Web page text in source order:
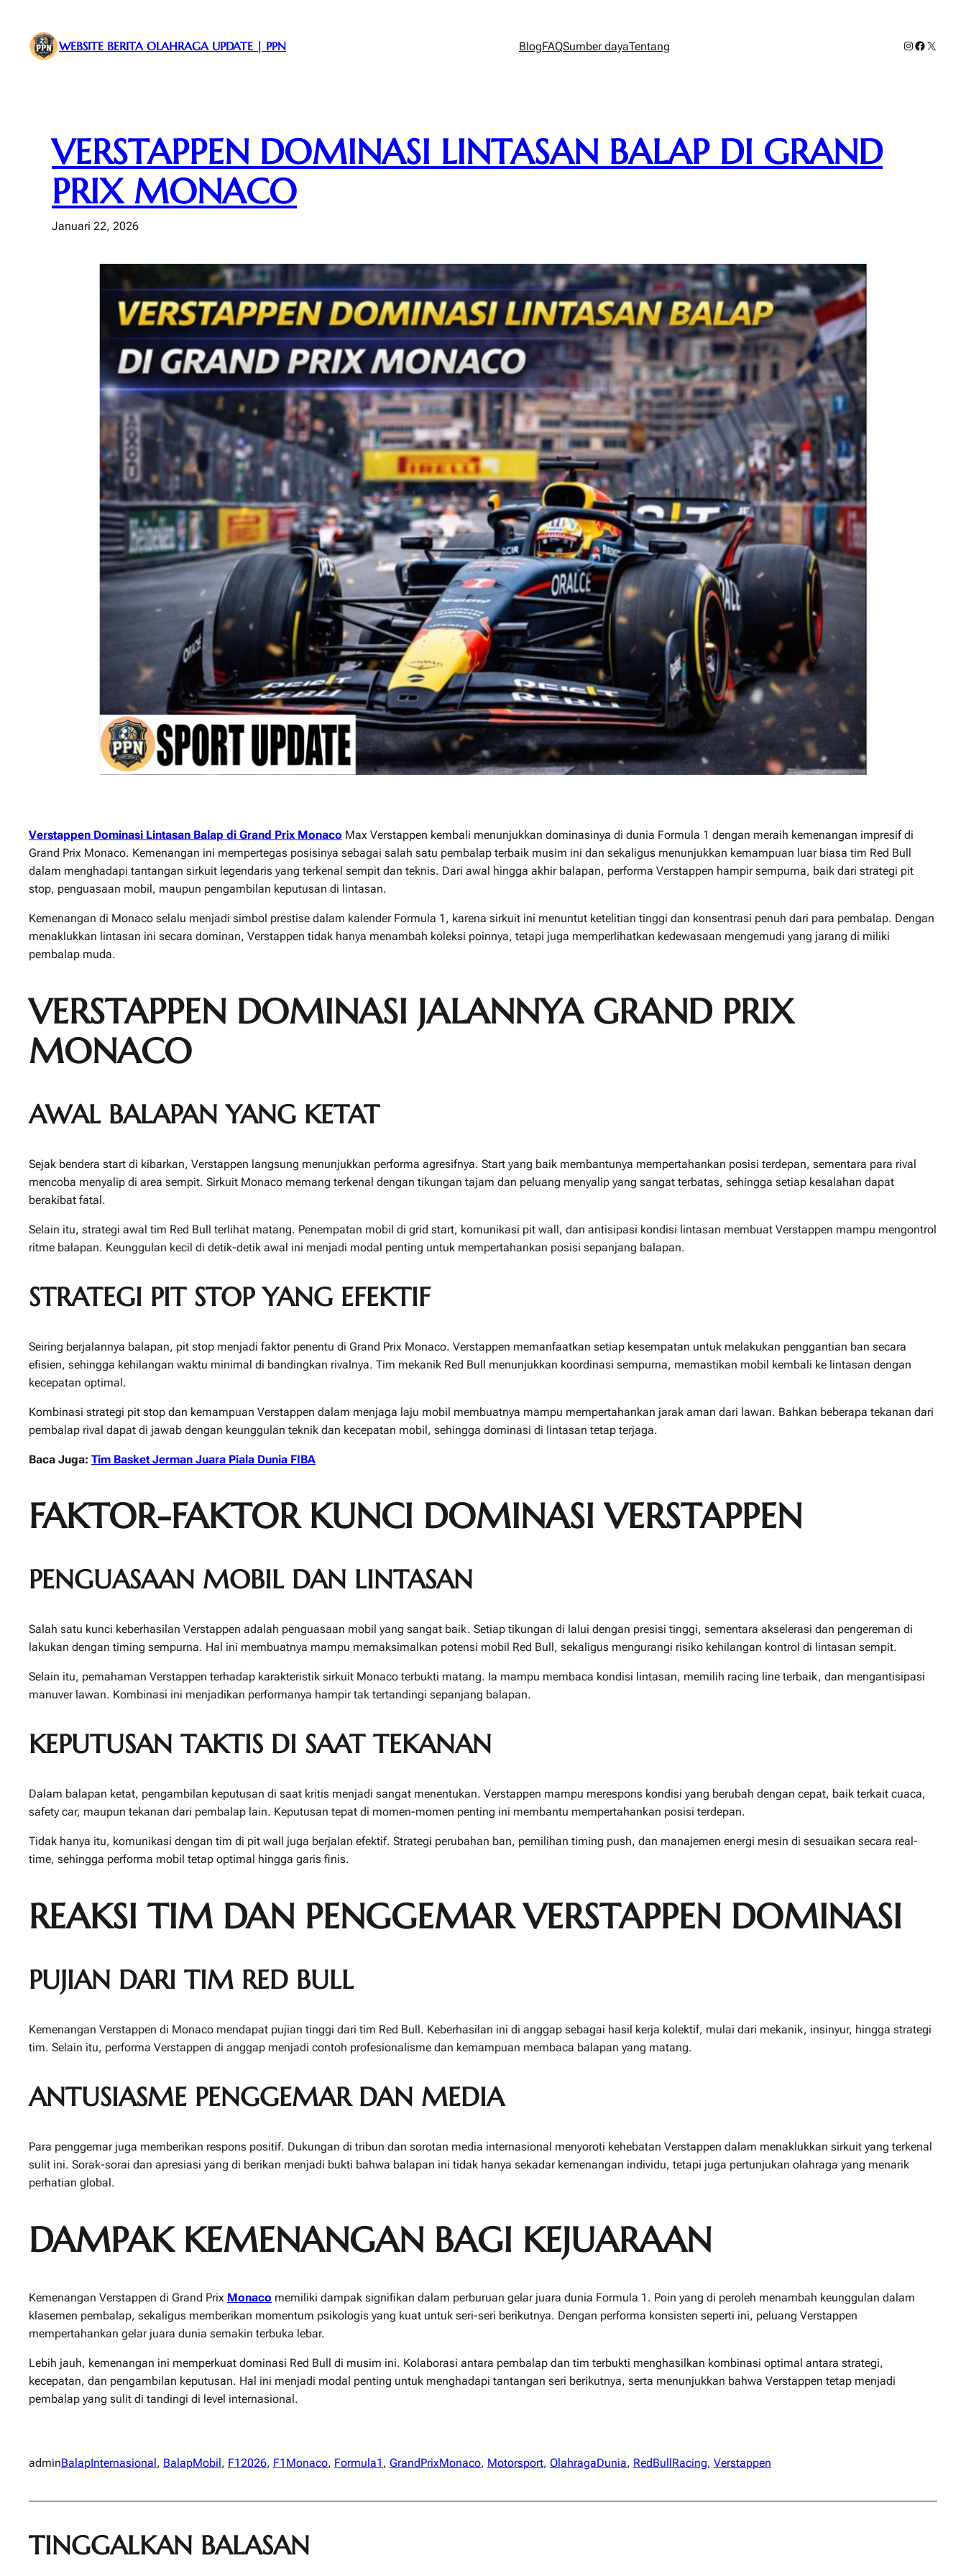
konten
WEBSITE BERITA OLAHRAGA UPDATE | PPN BlogFAQSumber dayaTentang Instagram
Facebook
X
VERSTAPPEN DOMINASI LINTASAN BALAP DI GRAND
PRIX MONACO
Januari 22, 2026
Verstappen Dominasi Lintasan Balap di Grand Prix Monaco Max Verstappen kembali menunjukkan dominasinya di dunia Formula 1 dengan meraih kemenangan impresif di
Grand Prix Monaco. Kemenangan ini mempertegas posisinya sebagai salah satu pembalap terbaik musim ini dan sekaligus menunjukkan kemampuan luar biasa tim Red Bull
dalam menghadapi tantangan sirkuit legendaris yang terkenal sempit dan teknis. Dari awal hingga akhir balapan, performa Verstappen hampir sempurna, baik dari strategi pit
stop, penguasaan mobil, maupun pengambilan keputusan di lintasan.
Kemenangan di Monaco selalu menjadi simbol prestise dalam kalender Formula 1, karena sirkuit ini menuntut ketelitian tinggi dan konsentrasi penuh dari para pembalap. Dengan
menaklukkan lintasan ini secara dominan, Verstappen tidak hanya menambah koleksi poinnya, tetapi juga memperlihatkan kedewasaan mengemudi yang jarang di miliki
pembalap muda.
VERSTAPPEN DOMINASI JALANNYA GRAND PRIX
MONACO
AWAL BALAPAN YANG KETAT
Sejak bendera start di kibarkan, Verstappen langsung menunjukkan performa agresifnya. Start yang baik membantunya mempertahankan posisi terdepan, sementara para rival
mencoba menyalip di area sempit. Sirkuit Monaco memang terkenal dengan tikungan tajam dan peluang menyalip yang sangat terbatas, sehingga setiap kesalahan dapat
berakibat fatal.
Selain itu, strategi awal tim Red Bull terlihat matang. Penempatan mobil di grid start, komunikasi pit wall, dan antisipasi kondisi lintasan membuat Verstappen mampu mengontrol
ritme balapan. Keunggulan kecil di detik-detik awal ini menjadi modal penting untuk mempertahankan posisi sepanjang balapan.
STRATEGI PIT STOP YANG EFEKTIF
Seiring berjalannya balapan, pit stop menjadi faktor penentu di Grand Prix Monaco. Verstappen memanfaatkan setiap kesempatan untuk melakukan penggantian ban secara
efisien, sehingga kehilangan waktu minimal di bandingkan rivalnya. Tim mekanik Red Bull menunjukkan koordinasi sempurna, memastikan mobil kembali ke lintasan dengan
kecepatan optimal.
Kombinasi strategi pit stop dan kemampuan Verstappen dalam menjaga laju mobil membuatnya mampu mempertahankan jarak aman dari lawan. Bahkan beberapa tekanan dari
pembalap rival dapat di jawab dengan keunggulan teknik dan kecepatan mobil, sehingga dominasi di lintasan tetap terjaga.
Baca Juga: Tim Basket Jerman Juara Piala Dunia FIBA
FAKTOR-FAKTOR KUNCI DOMINASI VERSTAPPEN
PENGUASAAN MOBIL DAN LINTASAN
Salah satu kunci keberhasilan Verstappen adalah penguasaan mobil yang sangat baik. Setiap tikungan di lalui dengan presisi tinggi, sementara akselerasi dan pengereman di
lakukan dengan timing sempurna. Hal ini membuatnya mampu memaksimalkan potensi mobil Red Bull, sekaligus mengurangi risiko kehilangan kontrol di lintasan sempit.
Selain itu, pemahaman Verstappen terhadap karakteristik sirkuit Monaco terbukti matang. Ia mampu membaca kondisi lintasan, memilih racing line terbaik, dan mengantisipasi
manuver lawan. Kombinasi ini menjadikan performanya hampir tak tertandingi sepanjang balapan.
KEPUTUSAN TAKTIS DI SAAT TEKANAN
Dalam balapan ketat, pengambilan keputusan di saat kritis menjadi sangat menentukan. Verstappen mampu merespons kondisi yang berubah dengan cepat, baik terkait cuaca,
safety car, maupun tekanan dari pembalap lain. Keputusan tepat di momen-momen penting ini membantu mempertahankan posisi terdepan.
Tidak hanya itu, komunikasi dengan tim di pit wall juga berjalan efektif. Strategi perubahan ban, pemilihan timing push, dan manajemen energi mesin di sesuaikan secara real-
time, sehingga performa mobil tetap optimal hingga garis finis.
REAKSI TIM DAN PENGGEMAR VERSTAPPEN DOMINASI
PUJIAN DARI TIM RED BULL
Kemenangan Verstappen di Monaco mendapat pujian tinggi dari tim Red Bull. Keberhasilan ini di anggap sebagai hasil kerja kolektif, mulai dari mekanik, insinyur, hingga strategi
tim. Selain itu, performa Verstappen di anggap menjadi contoh profesionalisme dan kemampuan membaca balapan yang matang.
ANTUSIASME PENGGEMAR DAN MEDIA
Para penggemar juga memberikan respons positif. Dukungan di tribun dan sorotan media internasional menyoroti kehebatan Verstappen dalam menaklukkan sirkuit yang terkenal
sulit ini. Sorak-sorai dan apresiasi yang di berikan menjadi bukti bahwa balapan ini tidak hanya sekadar kemenangan individu, tetapi juga pertunjukan olahraga yang menarik
perhatian global.
DAMPAK KEMENANGAN BAGI KEJUARAAN
Kemenangan Verstappen di Grand Prix Monaco memiliki dampak signifikan dalam perburuan gelar juara dunia Formula 1. Poin yang di peroleh menambah keunggulan dalam
klasemen pembalap, sekaligus memberikan momentum psikologis yang kuat untuk seri-seri berikutnya. Dengan performa konsisten seperti ini, peluang Verstappen
mempertahankan gelar juara dunia semakin terbuka lebar.
Lebih jauh, kemenangan ini memperkuat dominasi Red Bull di musim ini. Kolaborasi antara pembalap dan tim terbukti menghasilkan kombinasi optimal antara strategi,
kecepatan, dan pengambilan keputusan. Hal ini menjadi modal penting untuk menghadapi tantangan seri berikutnya, serta menunjukkan bahwa Verstappen tetap menjadi
pembalap yang sulit di tandingi di level internasional.
adminBalapInternasional, BalapMobil, F12026, F1Monaco, Formula1 , GrandPrixMonaco, Motorsport, OlahragaDunia, RedBullRacing, Verstappen
TINGGALKAN BALASAN